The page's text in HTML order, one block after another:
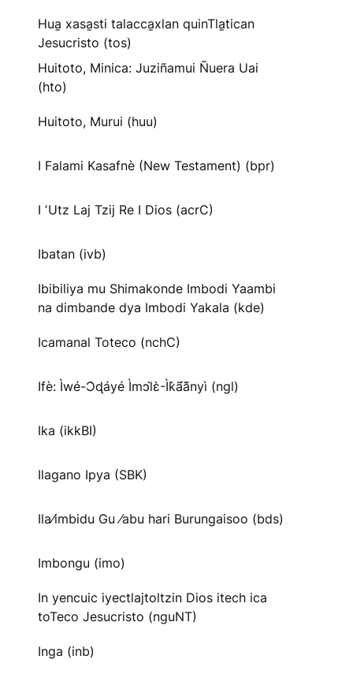
Hua̱ xasa̱sti talacca̱xlan quinTla̱tican
Jesucristo (tos)
Huitoto, Minica: Juziñamui Ñuera Uai
(hto)
Huitoto, Murui (huu)
I Falami Kasafnè (New Testament) (bpr)
I ʼUtz Laj Tzij Re I Dios (acrC)
Ibatan (ivb)
Ibibiliya mu Shimakonde Imbodi Yaambi
na dimbande dya Imbodi Yakala (kde)
Icamanal Toteco (nchC)
Ifè: Ìwé-Ɔ̀ɖáyé Ìmↄl̀ɛ̀-Ìk̀ã́ã̀nyì (ngl)
Ika (ikkBI)
Ilagano Ipya (SBK)
Ila⁄imbidu Gu ⁄abu hari Burungaisoo (bds)
Imbongu (imo)
In yencuic iyectlajtoltzin Dios itech ica
toTeco Jesucristo (nguNT)
Inga (inb)